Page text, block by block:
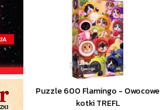
Puzzle 600 Flamingo - Owocowe
kotki TREFL